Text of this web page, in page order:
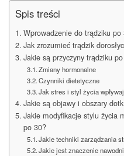
Spis treści
Wprowadzenie do trądziku po
Jak zrozumieć trądzik
Jakie są przyczyny trądziku
Zmiany hormonalne
Czynniki dietetyczne
Jak stres i styl życia
Jakie są objawy i obszary
Jakie modyfikacje stylu życia
po 30?
Jakie techniki zarządzania
Jakie jest znaczenie